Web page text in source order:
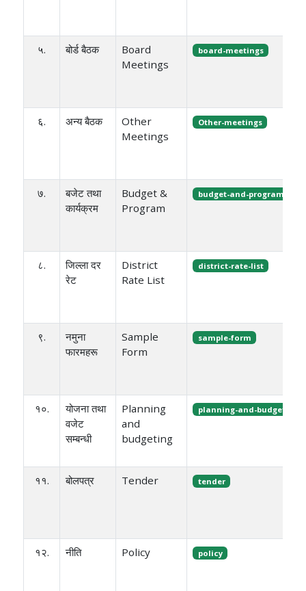
५. बोर्ड बैठक
Board
Meetings
board-meetings
६. अन्य बैठक
Other
Meetings
Other-meetings
७.
बजेट तथा
कार्यक्रम
Budget &
Program
budget-and-program
८.
जिल्ला दर
रेट
District
Rate List
district-rate-list
९.
नमुना
फारमहरू
Sample
Form
sample-form
१०.
योजना तथा
वजेट
सम्बन्धी
Planning
and
budgeting
planning-and-budgeting
११. बोलपत्र Tender tender
१२. नीति Policy policy